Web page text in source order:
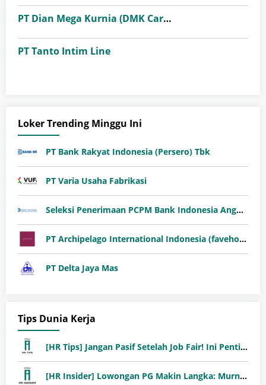
PT Dian Mega Kurnia (DMK Cargo)
PT Tanto Intim Line
Loker Trending Minggu Ini
PT Bank Rakyat Indonesia (Persero) Tbk
PT Varia Usaha Fabrikasi
Seleksi Penerimaan PCPM Bank Indonesia Angkatan 41
PT Archipelago International Indonesia (favehotels)
PT Delta Jaya Mas
Tips Dunia Kerja
[HR Tips] Jangan Pasif Setelah Job Fair! Ini Pentingnya Follow-Up Setelah Job Fair
[HR Insider] Lowongan PG Makin Langka: Murni Seleksi atau Jalur Orang Dalam?